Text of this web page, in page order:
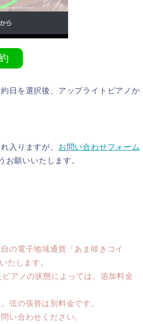
日を選択後、アップライトピアノか
入りますが、 お問い合わせフォーム
お願いいたします。
の電子地域通貨「あま咲きコイ
たします。
アノの状態によっては、追加料金
弦の張替は別料金です。
い合わせください。